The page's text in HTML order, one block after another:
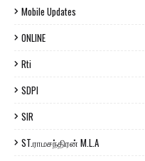
Mobile Updates
ONLINE
Rti
SDPI
SIR
ST.ராமசந்திரன் M.L.A